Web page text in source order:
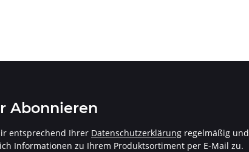
Abonnieren
entsprechend Ihrer Datenschutzerklärung regelmäßig und
Informationen zu Ihrem Produktsortiment per E-Mail zu.